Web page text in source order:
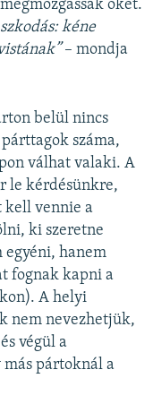
őket.
kéne
– mondja
belül nincs
száma,
válhat valaki. A
le kérdésünkre,
kell vennie a
ki szeretne
egyéni, hanem
fognak kapni a
A helyi
nem nevezhetjük,
végül a
pártoknál a